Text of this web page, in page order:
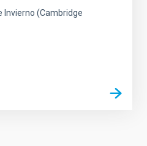
Invierno (Cambridge